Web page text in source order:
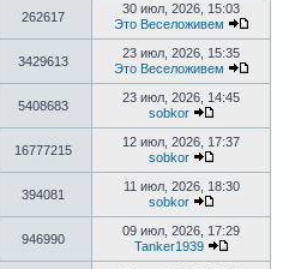
262617
30 июл, 2026, 15:03
Это Веселоживем
3429613
23 июл, 2026, 15:35
Это Веселоживем
5408683
23 июл, 2026, 14:45
sobkor
16777215
12 июл, 2026, 17:37
sobkor
394081
11 июл, 2026, 18:30
sobkor
946990
09 июл, 2026, 17:29
Tanker1939